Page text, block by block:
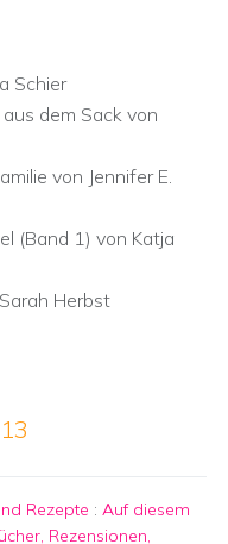
Schier
dem Sack von
von Jennifer E.
(Band 1) von Katja
Herbst
Rezepte : Auf diesem
Rezensionen,